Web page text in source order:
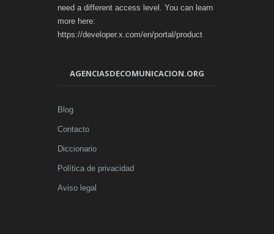
need a different access level. You can learn
more here:
https://developer.x.com/en/portal/product
AGENCIASDECOMUNICACION.ORG
Blog
Contacto
Diccionario
Política de privacidad
Aviso legal